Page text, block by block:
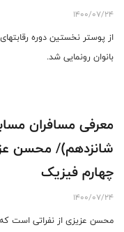
1400/07/24
از پوستر نخستین دوره
بانوان رونمایی شد.
معرفی مسافران
شانزدهم)/ محسن
چهارم فیزیک
1400/07/24
محسن عزیزی از نفراتی است که